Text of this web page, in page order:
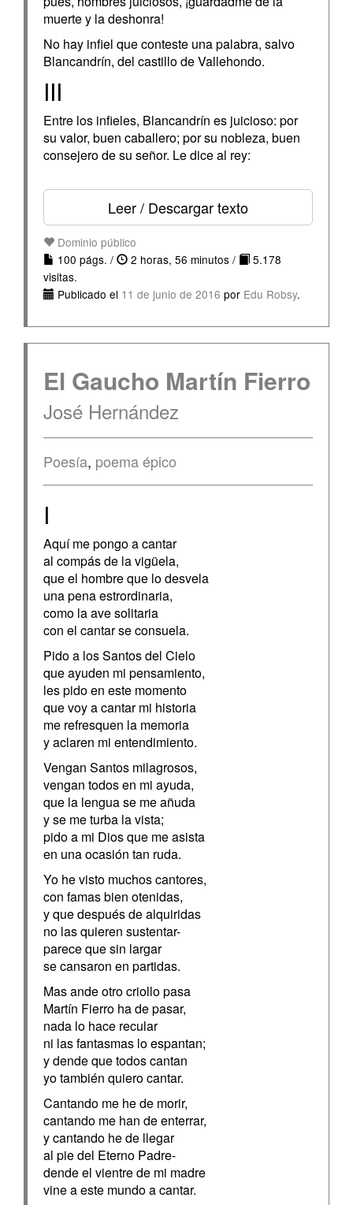
muerte y la deshonra!
No hay infiel que conteste una palabra, salvo
Blancandrín, del castillo de Vallehondo.
III
Entre los infieles, Blancandrín es juicioso: por
su valor, buen caballero; por su nobleza, buen
consejero de su señor. Le dice al rey:
Leer / Descargar texto
Dominio público
100 págs. /
2 horas, 56 minutos /
5.178
visitas.
Publicado el 11 de junio de 2016 por Edu Robsy.
El Gaucho Martín Fierro
José Hernández
Poesía, poema épico
I
Aquí me pongo a cantar
al compás de la vigüela,
que el hombre que lo desvela
una pena estrordinaria,
como la ave solitaria
con el cantar se consuela.
Pido a los Santos del Cielo
que ayuden mi pensamiento,
les pido en este momento
que voy a cantar mi historia
me refresquen la memoria
y aclaren mi entendimiento.
Vengan Santos milagrosos,
vengan todos en mi ayuda,
que la lengua se me añuda
y se me turba la vista;
pido a mi Dios que me asista
en una ocasión tan ruda.
Yo he visto muchos cantores,
con famas bien otenidas,
y que después de alquiridas
no las quieren sustentar-
parece que sin largar
se cansaron en partidas.
Mas ande otro criollo pasa
Martín Fierro ha de pasar,
nada lo hace recular
ni las fantasmas lo espantan;
y dende que todos cantan
yo también quiero cantar.
Cantando me he de morir,
cantando me han de enterrar,
y cantando he de llegar
al pie del Eterno Padre-
dende el vientre de mi madre
vine a este mundo a cantar.